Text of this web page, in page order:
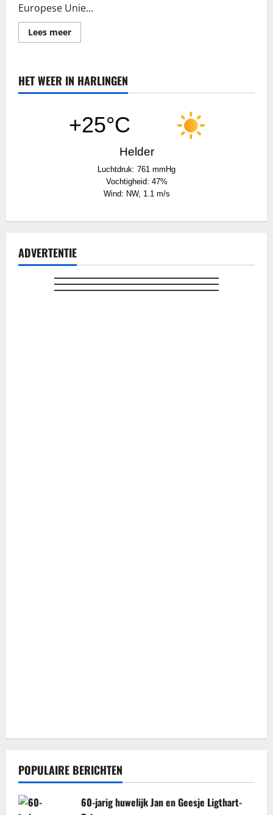
Europese Unie...
Lees meerLees
meer
Vissersbond:
“Visserijdeal
beter
maar
veel
is
HET WEER IN HARLINGEN
+25°C
Helder
Luchtdruk: 761 mmHg
Vochtigheid: 47%
Wind: NW, 1.1 m/s
ADVERTENTIE
POPULAIRE BERICHTEN
60-jarig huwelijk Jan en Geesje Ligthart-